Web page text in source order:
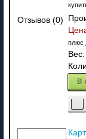
Отзывов (0)
плюс
Вес:
В